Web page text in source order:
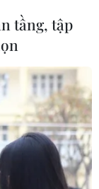
tầng, tập